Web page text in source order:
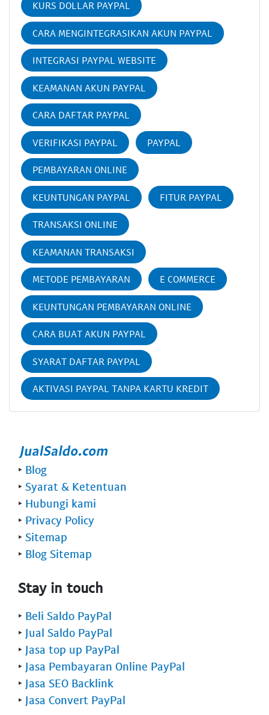
KURS DOLLAR PAYPAL
CARA MENGINTEGRASIKAN AKUN PAYPAL
INTEGRASI PAYPAL WEBSITE
KEAMANAN AKUN PAYPAL
CARA DAFTAR PAYPAL
VERIFIKASI PAYPAL PAYPAL
PEMBAYARAN ONLINE
KEUNTUNGAN PAYPAL FITUR PAYPAL
TRANSAKSI ONLINE
KEAMANAN TRANSAKSI
METODE PEMBAYARAN E COMMERCE
KEUNTUNGAN PEMBAYARAN ONLINE
CARA BUAT AKUN PAYPAL
SYARAT DAFTAR PAYPAL
AKTIVASI PAYPAL TANPA KARTU KREDIT
‣ Blog
‣ Syarat & Ketentuan
‣ Hubungi kami
‣ Privacy Policy
‣ Sitemap
‣ Blog Sitemap
Stay in touch
‣ Beli Saldo PayPal
‣ Jual Saldo PayPal
‣ Jasa top up PayPal
‣ Jasa Pembayaran Online PayPal
‣ Jasa SEO Backlink
‣ Jasa Convert PayPal